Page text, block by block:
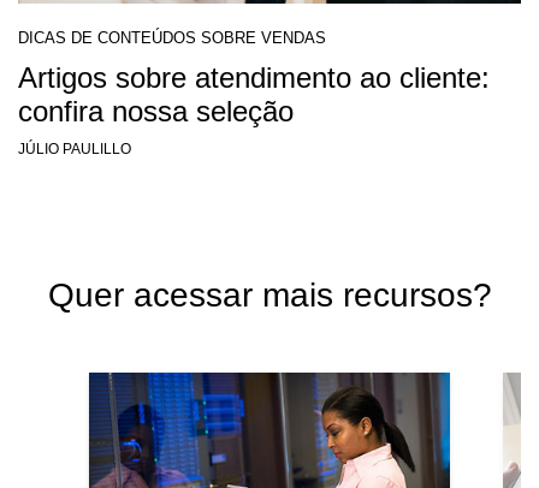
DICAS DE CONTEÚDOS SOBRE VENDAS
Artigos sobre atendimento ao cliente:
confira nossa seleção
JÚLIO PAULILLO
Quer acessar mais recursos?